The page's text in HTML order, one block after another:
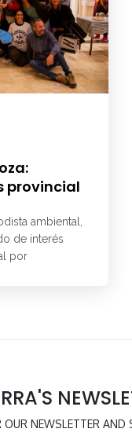
provincial
ambiental,
de interés
por
OUR NEWSLETTER AND